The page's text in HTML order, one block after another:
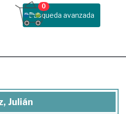
Busqueda avanzada
0
Julián